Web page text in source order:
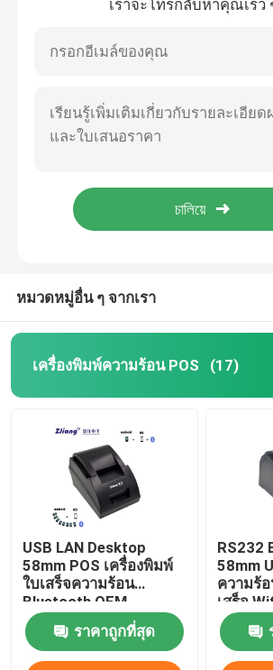
เครื่องพิมพ์ฉลากขนาดเล็ก
เครื่องพิมพ์ฉลากการจัดส่ง Bluetooth
เครื่องพิมพ์กระดาษ A4
เครื่อง POS หน้าจอสัมผัส
เราจะโทรกลับหาคุณเร็ว
หมวดหมู่อื่น ๆ จากเรา
เครื่องพิมพ์ความร้อน POS (17)
USB LAN Desktop
58mm POS เครื่องพิมพ์
ใบเสร็จความร้อน
Bluetooth OEM
ราคาถูกที่สุด
RS232
58mm
ความร้
เสร็จ